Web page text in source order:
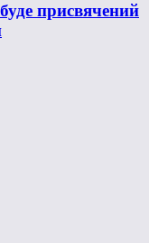
присвячений